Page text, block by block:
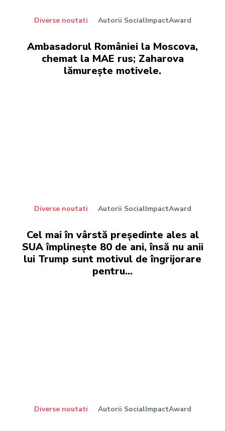
Diverse noutati Autorii SocialImpactAward
Ambasadorul României la Moscova,
chemat la MAE rus; Zaharova
lămurește motivele.
Diverse noutati Autorii SocialImpactAward
Cel mai în vârstă președinte ales al
SUA împlinește 80 de ani, însă nu anii
lui Trump sunt motivul de îngrijorare
pentru…
Diverse noutati Autorii SocialImpactAward